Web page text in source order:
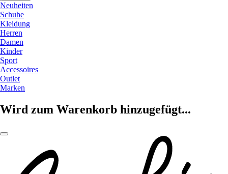
Neuheiten
Schuhe
Kleidung
Herren
Damen
Kinder
Sport
Accessoires
Outlet
Marken
Wird zum Warenkorb hinzugefügt...